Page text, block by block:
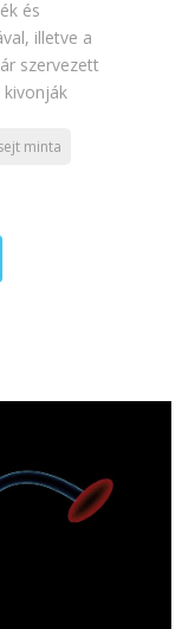
és
illetve a
szervezett
minta